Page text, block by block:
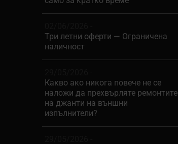
Три летни оферти — Ограничена
наличност
Какво ако никога повече не се
наложи да прехвърляте ремонтите
на джанти на външни
изпълнители?